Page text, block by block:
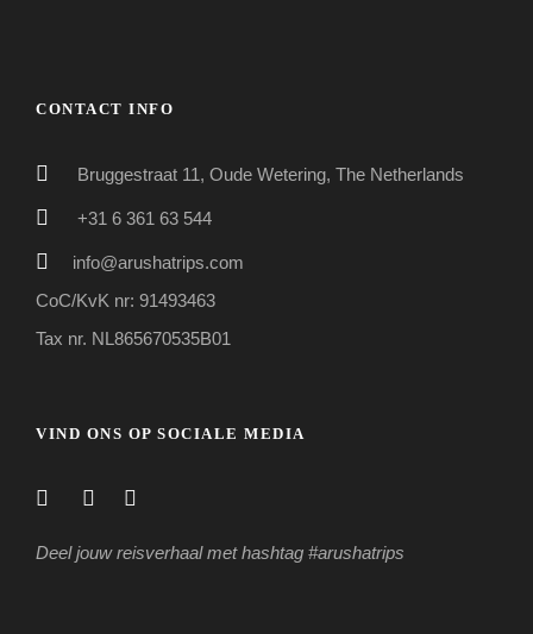
CONTACT INFO
Bruggestraat 11, Oude Wetering, The Netherlands
+31 6 361 63 544
info@arushatrips.com
CoC/KvK nr: 91493463
Tax nr. NL865670535B01
VIND ONS OP SOCIALE MEDIA
Deel jouw reisverhaal met hashtag #arushatrips